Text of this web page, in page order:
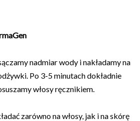
nadmiar wody i nakładamy na
Po 3-5 minutach dokładnie
włosy ręcznikiem.
zarówno na włosy, jak i na skórę